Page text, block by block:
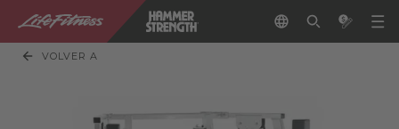
VOLVER A